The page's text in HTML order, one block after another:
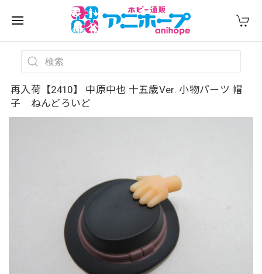
再入荷【2410】 中原中也 十五歳Ver. 小物パーツ 帽
子 ねんどろいど